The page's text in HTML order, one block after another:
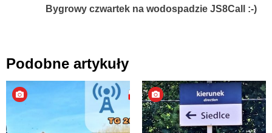
Bygrowy czwartek na wodospadzie JS8Call :-)
Podobne artykuły